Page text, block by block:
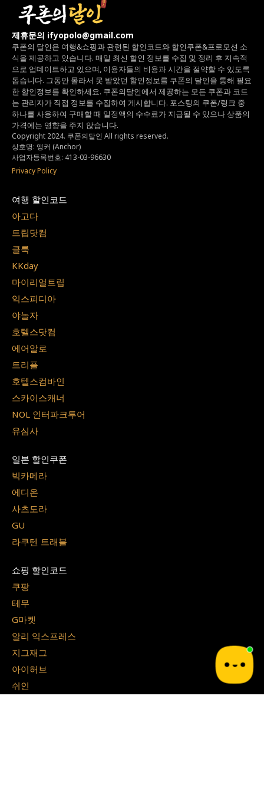
제휴문의 ifyopolo@gmail.com
쿠폰의 달인은 여행&쇼핑과 관련된 할인코드와 할인쿠폰&프로모션 소
식을 제공하고 있습니다. 매일 최신 할인 정보를 수집 및 정리 후 지속적
으로 업데이트하고 있으며, 이용자들의 비용과 시간을 절약할 수 있도록
돕습니다. 그동안 몰라서 못 받았던 할인정보를 쿠폰의 달인을 통해 필요
한 할인정보를 확인하세요. 쿠폰의달인에서 제공하는 모든 쿠폰과 코드
는 관리자가 직접 정보를 수집하여 게시합니다. 포스팅의 쿠폰/링크 중
하나를 사용하여 구매할 때 일정액의 수수료가 지급될 수 있으나상품의
가격에는 영향을 주지 않습니다.
Copyright 2024. 쿠폰의달인 All rights reserved.
상호명: 앵커 (Anchor)
사업자등록번호: 413-03-96630
Privacy Policy
여행 할인코드
아고다
트립닷컴
클룩
KKday
마이리얼트립
익스피디아
야놀자
호텔스닷컴
에어알로
트리플
호텔스컴바인
스카이스캐너
NOL 인터파크투어
유심사
일본 할인쿠폰
빅카메라
에디온
사츠도라
GU
라쿠텐 트래블
쇼핑 할인코드
쿠팡
테무
G마켓
알리 익스프레스
지그재그
아이허브
쉬인